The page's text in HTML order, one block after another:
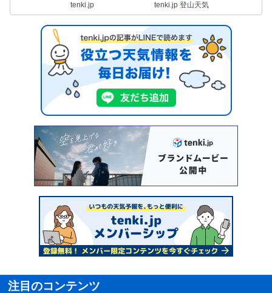
tenki.jp tenki.jp 登山天気
注目のコンテンツ